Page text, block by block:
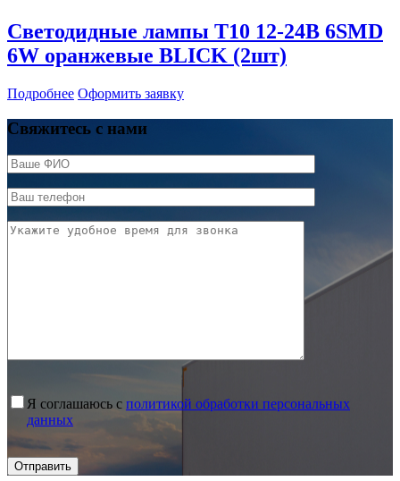
Светодидные лампы Т10 12-24В 6SMD
6W оранжевые BLICK (2шт)
Подробнее Оформить заявку
Свяжитесь с нами
Я соглашаюсь с политикой обработки персональных
данных